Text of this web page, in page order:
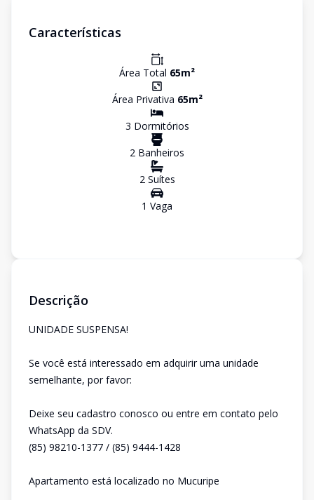
Características
Área Total 65m²
Área Privativa 65m²
3 Dormitórios
2 Banheiros
2Suítes
1 Vaga
Descrição
UNIDADE SUSPENSA!
Se você está interessado em adquirir uma unidade
semelhante, por favor:
Deixe seu cadastro conosco ou entre em contato pelo
WhatsApp da SDV.
(85) 98210-1377 / (85) 9444-1428
Apartamento está localizado no Mucuripe